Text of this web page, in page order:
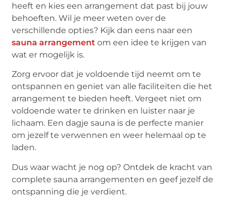
heeft en kies een arrangement dat past bij jouw
behoeften. Wil je meer weten over de
verschillende opties? Kijk dan eens naar een
sauna arrangement om een idee te krijgen van
wat er mogelijk is.
Zorg ervoor dat je voldoende tijd neemt om te
ontspannen en geniet van alle faciliteiten die het
arrangement te bieden heeft. Vergeet niet om
voldoende water te drinken en luister naar je
lichaam. Een dagje sauna is de perfecte manier
om jezelf te verwennen en weer helemaal op te
laden.
Dus waar wacht je nog op? Ontdek de kracht van
complete sauna arrangementen en geef jezelf de
ontspanning die je verdient.